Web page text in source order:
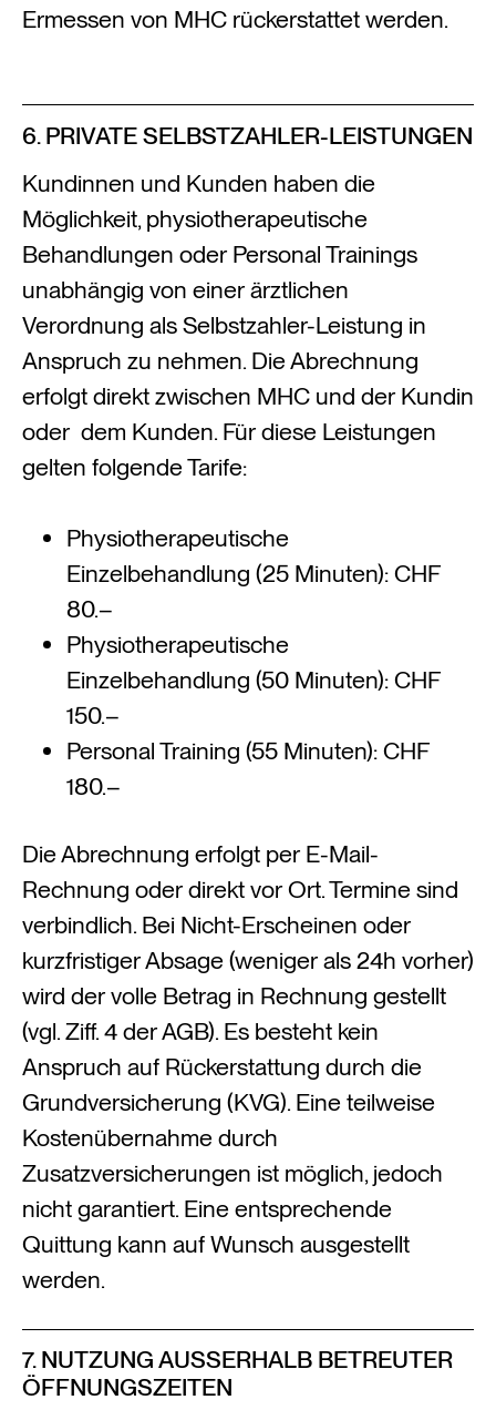
Ermessen von MHC rückerstattet werden.
6. PRIVATE SELBSTZAHLER-LEISTUNGEN
Kundinnen und Kunden haben die
Möglichkeit, physiotherapeutische
Behandlungen oder Personal Trainings
unabhängig von einer ärztlichen
Verordnung als Selbstzahler-Leistung in
Anspruch zu nehmen. Die Abrechnung
erfolgt direkt zwischen MHC und der Kundin
oder dem Kunden. Für diese Leistungen
gelten folgende Tarife:
Physiotherapeutische
Einzelbehandlung (25 Minuten): CHF
80.–
Physiotherapeutische
Einzelbehandlung (50 Minuten): CHF
150.–
Personal Training (55 Minuten): CHF
180.–
Die Abrechnung erfolgt per E-Mail-
Rechnung oder direkt vor Ort. Termine sind
verbindlich. Bei Nicht-Erscheinen oder
kurzfristiger Absage (weniger als 24h vorher)
wird der volle Betrag in Rechnung gestellt
(vgl. Ziff. 4 der AGB). Es besteht kein
Anspruch auf Rückerstattung durch die
Grundversicherung (KVG). Eine teilweise
Kostenübernahme durch
Zusatzversicherungen ist möglich, jedoch
nicht garantiert. Eine entsprechende
Quittung kann auf Wunsch ausgestellt
werden.
7. NUTZUNG AUSSERHALB BETREUTER
ÖFFNUNGSZEITEN